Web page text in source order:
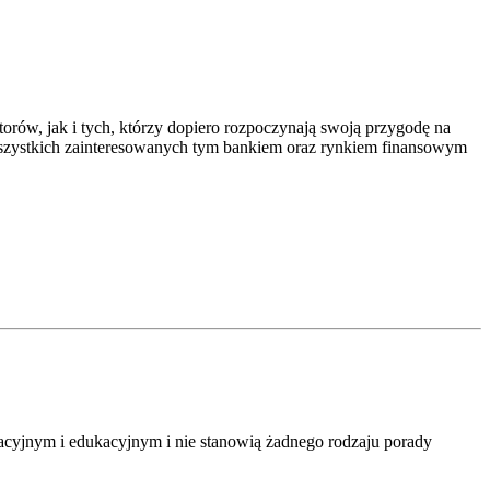
jak i tych, którzy dopiero rozpoczynają swoją przygodę na
zainteresowanych tym bankiem oraz rynkiem finansowym
i edukacyjnym i nie stanowią żadnego rodzaju porady